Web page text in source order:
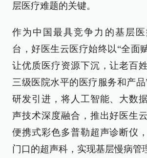
层医疗难题的关键。
作为中国最具竞争力的基层
台，好医生云医疗始终以“全面
让优质医疗资源下沉，让老百
三级医院水平的医疗服务和产
研发引进，将人工智能、大数
声技术深度融合，推出好医生
便携式彩色多普勒超声诊断仪
门口的超声科，实现基层慢病管